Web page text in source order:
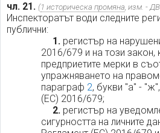
чл. 21. (1 историческа промяна, изм. -
Инспекторатът води следните
публични:
1.регистър на
2016/679 и на този закон,
предприетите мерки в
упражняването на
параграф 2, букви "а" -
(ЕС) 2016/679;
2.регистър на
сигурността на личните